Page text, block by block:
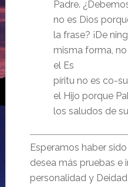
Padre.
no es Dios
la frase? ¡De
misma forma,
el Es
píritu no es co-
el Hijo porque
los saludos de
Esperamos haber
desea más pruebas e
personalidad y